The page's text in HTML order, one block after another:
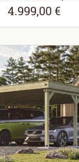
Regulärer Preis:
4.999,00 €